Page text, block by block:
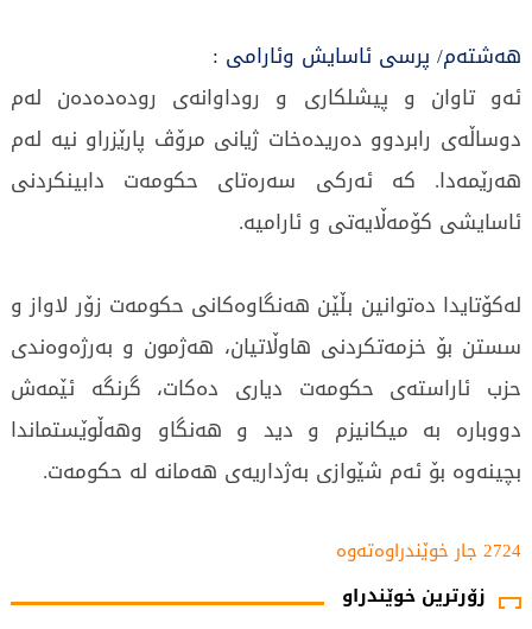
هەشتەم/ پرسی ئاسایش وئارامی :
ئەو تاوان و پیشلكاری و روداوانەی رودەدەدەن لەم
دوساڵەی رابردوو دەریدەخات ژیانی مرۆڤ پارێزراو نیە لەم
هەرێمەدا. كە ئەركی سەرەتای حكومەت دابینكردنی
ئاسایشی كۆمەڵایەتی و ئارامیە.
لەكۆتایدا دەتوانین بڵێن هەنگاوەكانى حكومەت زۆر لاواز و
سستن بۆ خزمەتكردنی هاوڵاتیان، هەژمون و بەرژەوەندی
حزب ئاراستەی حكومەت دیاری دەكات، گرنگە ئێمەش
دووبارە بە میكانیزم و دید و هەنگاو وهەڵوێستماندا
بچینەوە بۆ ئەم شێوازی بەژداریەی هەمانە لە حكومەت.
2724 جار خوێندراوەتەوە
زۆرترین خوێندراو